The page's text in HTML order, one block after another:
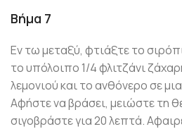
Βήμα 7
Εν τω μεταξύ, φτιάξτε το
το υπόλοιπο 1/4 φλιτζάνι
λεμονιού και το ανθόνερο σε
Αφήστε να βράσει, μειώστε τη
σιγοβράστε για 20 λεπτά.